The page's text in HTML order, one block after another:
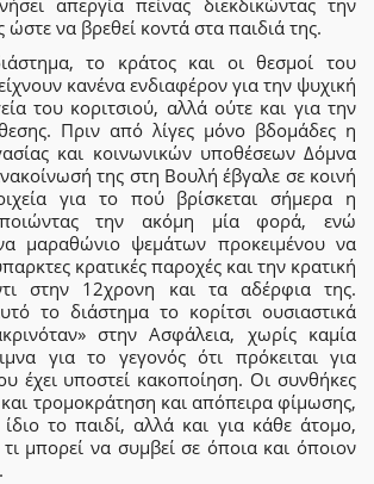
να βρεθεί κοντά στα παιδιά της.
το κράτος και οι θεσμοί του
κανένα ενδιαφέρον για την ψυχική
του κοριτσιού, αλλά ούτε και για την
Πριν από λίγες μόνο βδομάδες η
και κοινωνικών υποθέσεων Δόμνα
της στη Βουλή έβγαλε σε κοινή
για το πού βρίσκεται σήμερα η
την ακόμη μία φορά, ενώ
μαραθώνιο ψεμάτων προκειμένου να
κρατικές παροχές και την κρατική
στην 12χρονη και τα αδέρφια της.
το διάστημα το κορίτσι ουσιαστικά
στην Ασφάλεια, χωρίς καμία
για το γεγονός ότι πρόκειται για
έχει υποστεί κακοποίηση. Οι συνθήκες
τρομοκράτηση και απόπειρα φίμωσης,
το παιδί, αλλά και για κάθε άτομο,
τι μπορεί να συμβεί σε όποια και όποιον